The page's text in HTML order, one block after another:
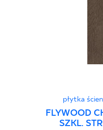
płytka
FLYWOOD
SZKL.